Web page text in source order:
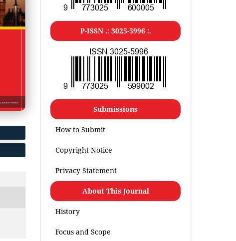
P-ISSN .: 3025-5996 :.
Submissions
How to Submit
Copyright Notice
Privacy Statement
About This Journal
History
Focus and Scope